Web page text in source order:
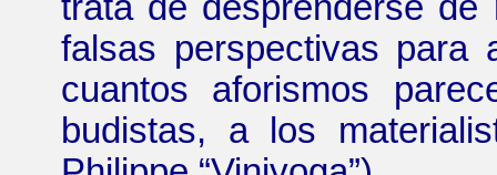
falsas perspectivas para
cuantos aforismos
budistas, a los